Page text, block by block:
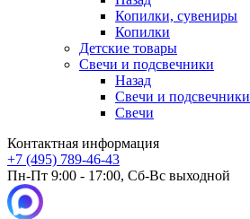
Копилки, сувениры
Копилки
Детские товары
Свечи и подсвечники
Назад
Свечи и подсвечники
Свечи
Контактная информация
+7 (495) 789-46-43
Пн-Пт 9:00 - 17:00, Сб-Вс выходной